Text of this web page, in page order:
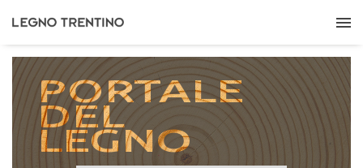
PORTALE
DEL
LEGNO
ASUC DI LONA
121,000 m³